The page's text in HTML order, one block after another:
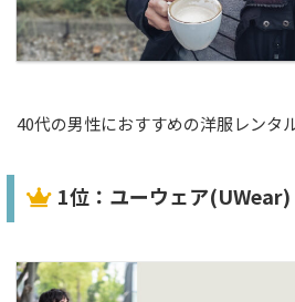
40代の男性におすすめの洋服レンタ
1位：ユーウェア(UWear)